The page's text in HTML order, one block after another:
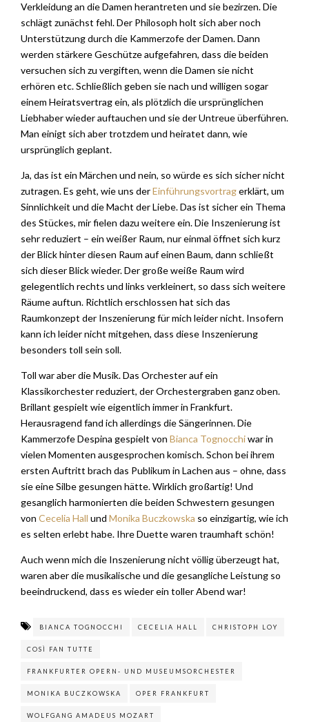
Verkleidung an die Damen herantreten und sie bezirzen. Die
schlägt zunächst fehl. Der Philosoph holt sich aber noch
Unterstützung durch die Kammerzofe der Damen. Dann
werden stärkere Geschütze aufgefahren, dass die beiden
versuchen sich zu vergiften, wenn die Damen sie nicht
erhören etc. Schließlich geben sie nach und willigen sogar
einem Heiratsvertrag ein, als plötzlich die ursprünglichen
Liebhaber wieder auftauchen und sie der Untreue überführen.
Man einigt sich aber trotzdem und heiratet dann, wie
ursprünglich geplant.
Ja, das ist ein Märchen und nein, so würde es sich sicher nicht
zutragen. Es geht, wie uns derEinführungsvortragerklärt, um
Sinnlichkeit und die Macht der Liebe. Das ist sicher ein Thema
des Stückes, mir fielen dazu weitere ein. Die Inszenierung ist
sehr reduziert – ein weißer Raum, nur einmal öffnet sich kurz
der Blick hinter diesen Raum auf einen Baum, dann schließt
sich dieser Blick wieder. Der große weiße Raum wird
gelegentlich rechts und links verkleinert, so dass sich weitere
Räume auftun. Richtlich erschlossen hat sich das
Raumkonzept der Inszenierung für mich leider nicht. Insofern
kann ich leider nicht mitgehen, dass diese Inszenierung
besonders toll sein soll.
Toll war aber die Musik. Das Orchester auf ein
Klassikorchester reduziert, der Orchestergraben ganz oben.
Brillant gespielt wie eigentlich immer in Frankfurt.
Herausragend fand ich allerdings die Sängerinnen. Die
Kammerzofe Despina gespielt von Bianca Tognocchiwar in
vielen Momenten ausgesprochen komisch. Schon bei ihrem
ersten Auftritt brach das Publikum in Lachen aus – ohne, dass
sie eine Silbe gesungen hätte. Wirklich großartig! Und
gesanglich harmonierten die beiden Schwestern gesungen
von Cecelia Hall und Monika Buczkowska so einzigartig, wie ich
es selten erlebt habe. Ihre Duette waren traumhaft schön!
Auch wenn mich die Inszenierung nicht völlig überzeugt hat,
waren aber die musikalische und die gesangliche Leistung so
beeindruckend, dass es wieder ein toller Abend war!
BIANCA TOGNOCCHI CECELIA HALL CHRISTOPH LOY
COSÌ FAN TUTTE
FRANKFURTER OPERN- UND MUSEUMSORCHESTER
MONIKA BUCZKOWSKA OPER FRANKFURT
WOLFGANG AMADEUS MOZART